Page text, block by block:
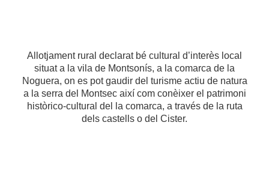
Allotjament rural declarat bé cultural d’interès local
situat a la vila de Montsonís, a la comarca de la
Noguera, on es pot gaudir del turisme actiu de natura
a la serra del Montsec així com conèixer el patrimoni
històrico-cultural del la comarca, a través de la ruta
dels castells o del Cister.